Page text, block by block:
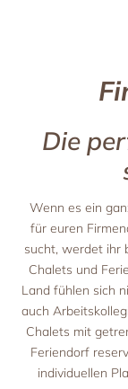
Die
Wenn es ein
für euren
sucht, werdet ihr
Chalets und
Land fühlen sich
auch
Chalets mit
Feriendorf
individuellen